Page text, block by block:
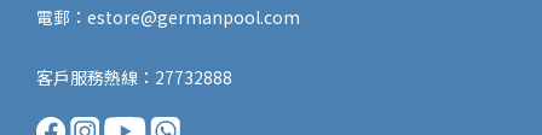
電郵： estore@germanpool.com
客戶服務熱線：27732888